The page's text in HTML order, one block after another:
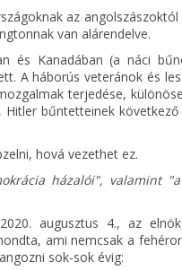
az
van alárendelve.
és Kanadában (a náci
A háborús veteránok és
terjedése,
bűntetteinek
hová vezethet ez.
házalói", valamint
augusztus 4., az
ami nemcsak a
sok-sok évig: